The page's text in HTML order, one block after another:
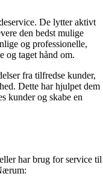
De lytter aktivt
den bedst mulige
og professionelle,
og taget hånd om.
fra tilfredse kunder,
Dette har hjulpet dem
kunder og skabe en
har brug for service til